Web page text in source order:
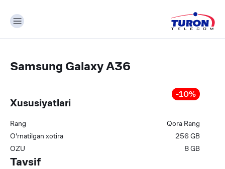
Samsung Galaxy A36
-10%
Xususiyatlari
Rang Qora Rang
О'rnatilgan xotira
256 GB
OZU
8GB
Tavsif